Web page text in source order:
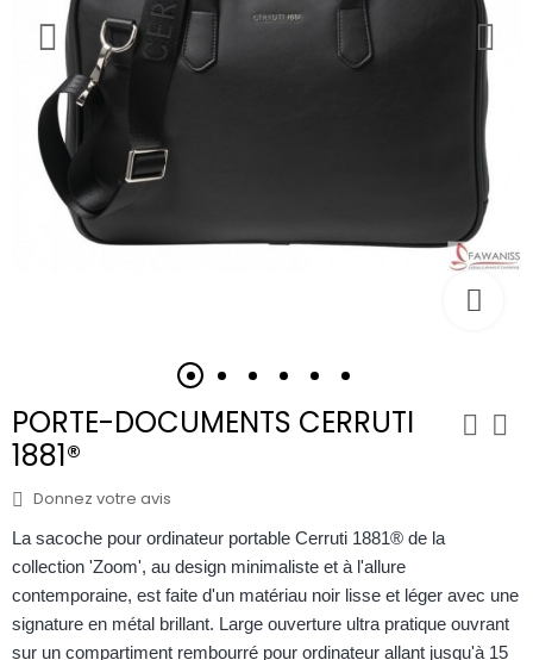
PORTE-DOCUMENTS CERRUTI
1881®
Donnez votre avis
La sacoche pour ordinateur portable Cerruti 1881® de la
collection 'Zoom', au design minimaliste et à l'allure
contemporaine, est faite d'un matériau noir lisse et léger avec une
signature en métal brillant. Large ouverture ultra pratique ouvrant
sur un compartiment rembourré pour ordinateur allant jusqu'à 15